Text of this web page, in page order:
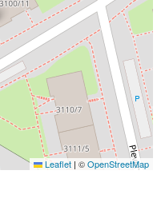
Leaflet | ©OpenStreetMap